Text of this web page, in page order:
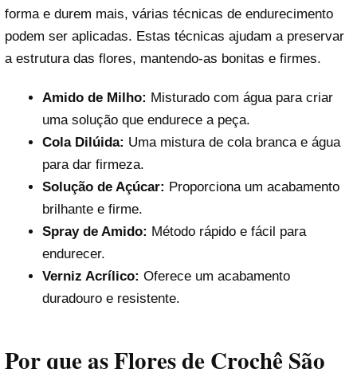
forma e durem mais, várias técnicas de endurecimento
podem ser aplicadas. Estas técnicas ajudam a preservar
a estrutura das flores, mantendo-as bonitas e firmes.
Amido de Milho: Misturado com água para criar
uma solução que endurece a peça.
Cola Dilúida: Uma mistura de cola branca e água
para dar firmeza.
Solução de Açúcar: Proporciona um acabamento
brilhante e firme.
Spray de Amido: Método rápido e fácil para
endurecer.
Verniz Acrílico: Oferece um acabamento
duradouro e resistente.
Por que as Flores de Crochê São